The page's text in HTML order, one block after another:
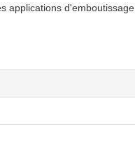
applications